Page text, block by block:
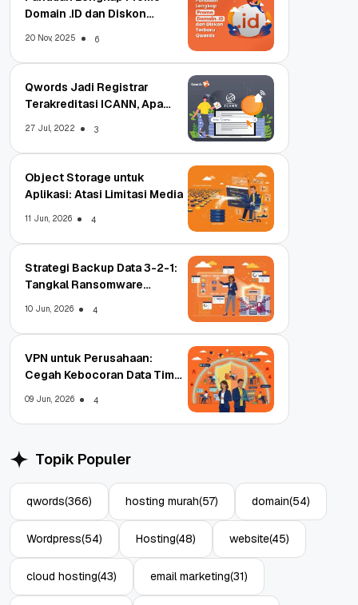
Domain .ID dan Diskon
20 Nov, 2025 6
Qwords Jadi Registrar
Terakreditasi ICANN, Apa
27 Jul, 2022 3
Object Storage untuk
Aplikasi: Atasi Limitasi Media
11 Jun, 2026 4
Strategi Backup Data 3-2-1:
Tangkal Ransomware
10 Jun, 2026 4
VPN untuk Perusahaan:
Cegah Kebocoran Data Tim
09 Jun, 2026 4
Topik Populer
qwords(366) hosting murah(57) domain(54)
Wordpress(54) Hosting(48) website(45)
cloud hosting(43) email marketing(31)